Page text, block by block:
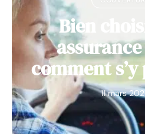
Bien
comment
11 mars